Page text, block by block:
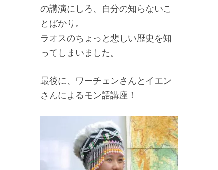
の講演にしろ、自分の知らないこ
とばかり。
ラオスのちょっと悲しい歴史を知
ってしまいました。
最後に、ワーチェンさんとイエン
さんによるモン語講座！